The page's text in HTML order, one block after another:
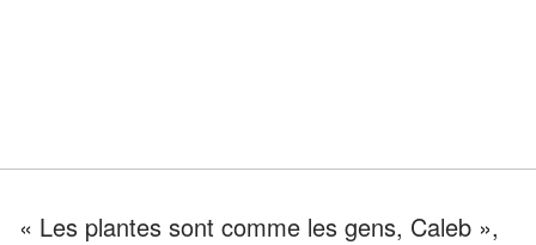
« Les plantes sont comme les gens, Caleb »,